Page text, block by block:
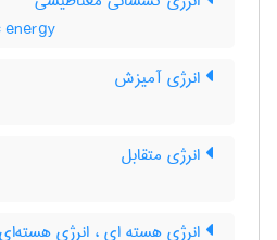
انرژی آمیزش
انرژی متقابل
انرژی هسته ای ، انرژی هسته‌ای